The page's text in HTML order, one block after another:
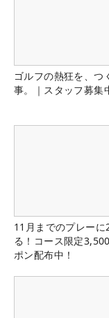
ゴルフの熱狂を、つ
事。｜スタッフ募集
11月までのプレーに
る！コース限定
ポン配布中！